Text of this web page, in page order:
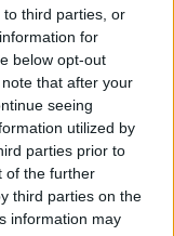
third parties, or
for
below opt-out
that after your
seeing
utilized by
parties prior to
of the further
third parties on the
information may
06:23 - Δύση 20:02
ΑΡΚΕΤΑ
ΣΥΝΝΕΦΑ